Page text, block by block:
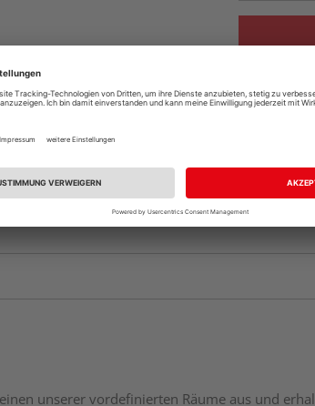
unserer vordefinierten Räume aus und